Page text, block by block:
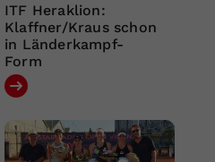
ITF Heraklion:
Klaffner/Kraus schon
in Länderkampf-
Form